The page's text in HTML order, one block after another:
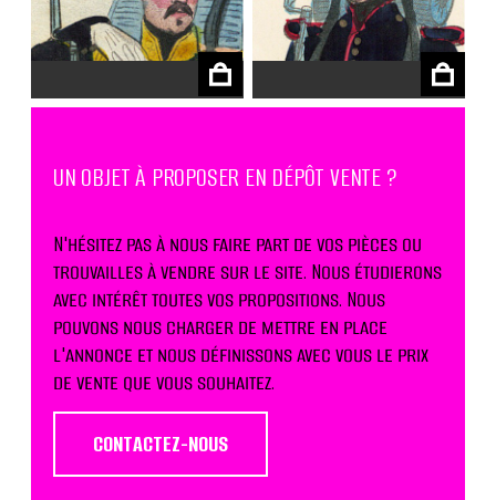
€ €
UN OBJET À PROPOSER EN DÉPÔT VENTE ?
N'hésitez pas à nous faire part de vos pièces ou
trouvailles à vendre sur le site. Nous étudierons
avec intérêt toutes vos propositions. Nous
pouvons nous charger de mettre en place
l'annonce et nous définissons avec vous le prix
de vente que vous souhaitez.
CONTACTEZ-NOUS